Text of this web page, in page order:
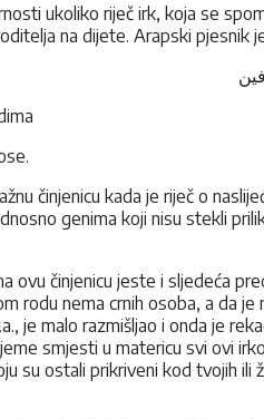
ukoliko riječ irk, koja se
na dijete. Arapski pjesnik
činjenicu kada je riječ o
genima koji nisu stekli
ovu činjenicu jeste i sljedeća
rodu nema crnih osoba, a da
je malo razmišljao i onda je
smjesti u matericu svi ovi
su ostali prikriveni kod tvojih